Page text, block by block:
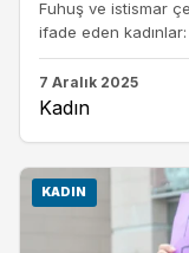
Fuhuş ve istismar
ifade eden kadınlar:
7 Aralık 2025
Kadın
KADIN